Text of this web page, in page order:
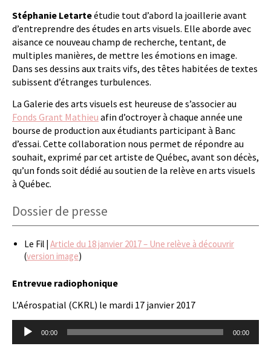
Stéphanie Letarteétudie tout d’abord la joaillerie avant
d’entreprendre des études en arts visuels. Elle aborde avec
aisance ce nouveau champ de recherche, tentant, de
multiples manières, de mettre les émotions en image.
Dans ses dessins aux traits vifs, des têtes habitées de textes
subissent d’étranges turbulences.
La Galerie des arts visuels est heureuse de s’associer au
Fonds Grant Mathieu afin d’octroyer à chaque année une
bourse de production aux étudiants participant à Banc
d’essai. Cette collaboration nous permet de répondre au
souhait, exprimé par cet artiste de Québec, avant son décès,
qu’un fonds soit dédié au soutien de la relève en arts visuels
à Québec.
Dossier de presse
Le Fil | Article du 18 janvier 2017 – Une relève à découvrir
(version image)
Entrevue radiophonique
L’Aérospatial (CKRL) le mardi 17 janvier 2017
Lecteur
audio
00:00 00:00